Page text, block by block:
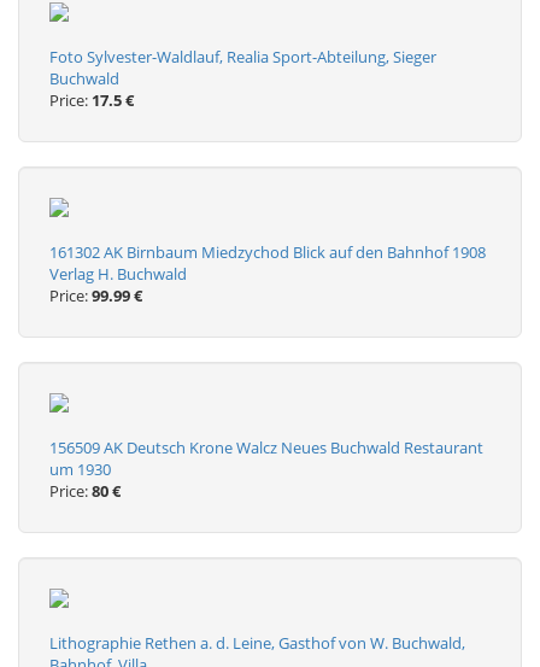
Foto Sylvester-Waldlauf, Realia Sport-Abteilung, Sieger
Buchwald
Price: 17.5 €
161302 AK Birnbaum Miedzychod Blick auf den Bahnhof 1908
Verlag H. Buchwald
Price:99.99 €
156509 AK Deutsch Krone Walcz Neues Buchwald Restaurant
um 1930
Price:80 €
Lithographie Rethen a. d. Leine, Gasthof von W. Buchwald,